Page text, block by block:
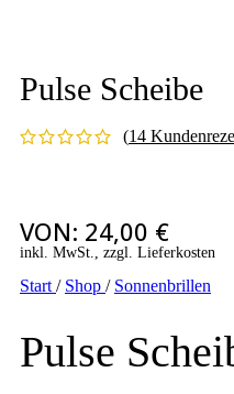
Pulse Scheibe
(14
VON: 24,00 €
inkl. MwSt., zzgl. Lieferkosten
Start / Shop / Sonnenbrillen
Pulse